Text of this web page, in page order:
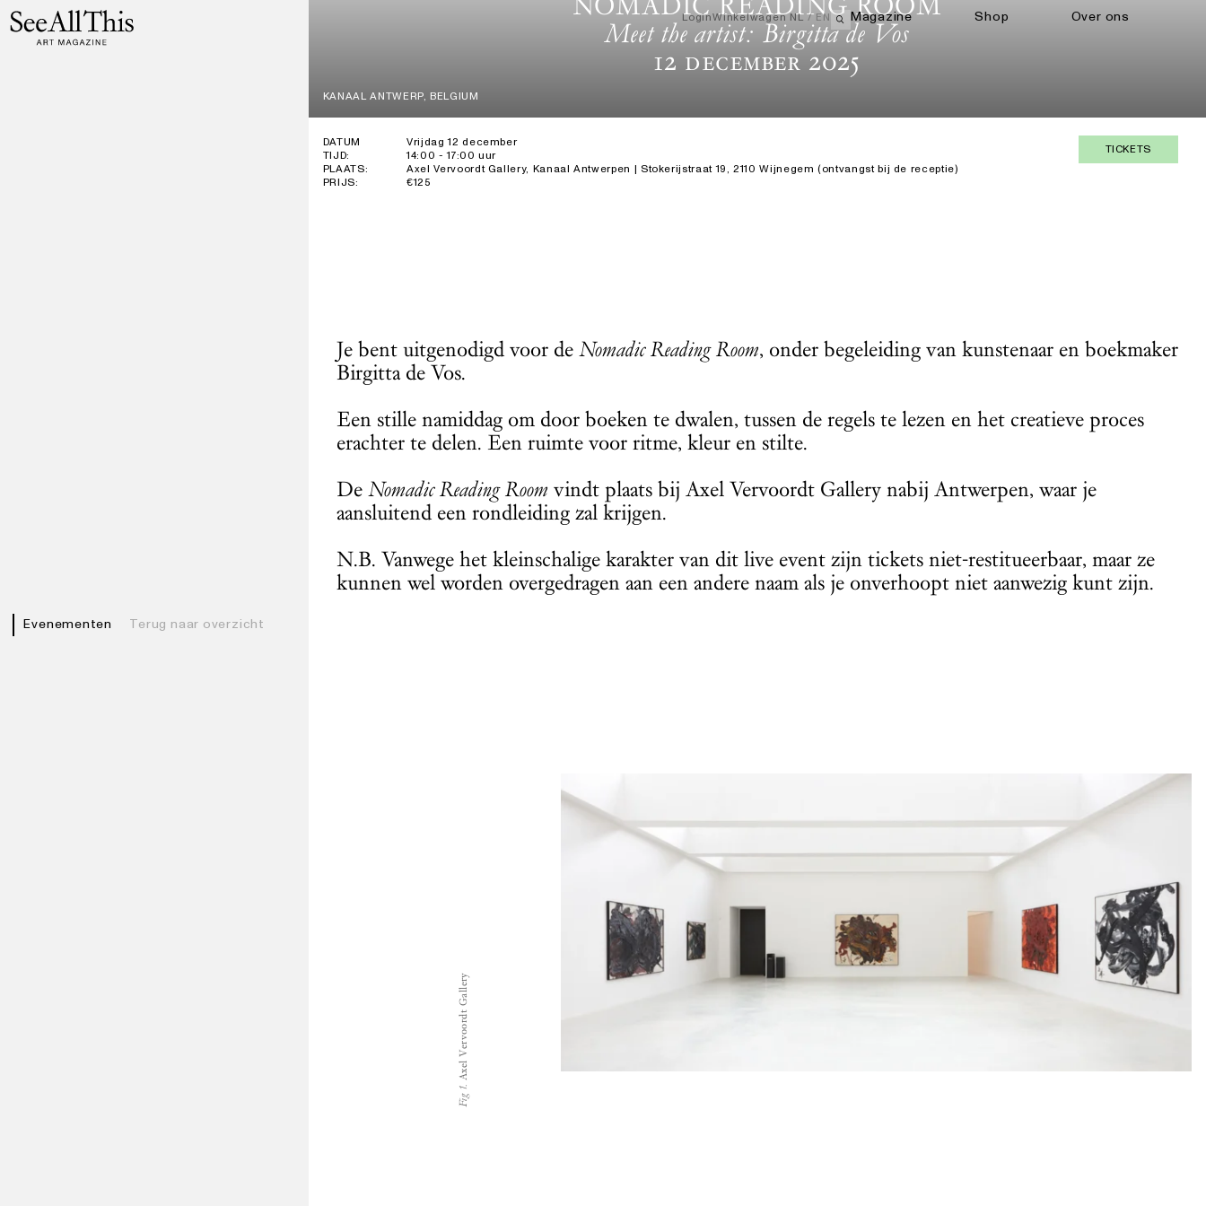
Ga
naar
Logo See All This, linkt naar de homepage Magazine Shop Over ons
LoginWinkelwagen NL EN
Open zoekveld
Evenementen Terug naar overzicht
Meet the artist: Birgitta de Vos
12 December 2025
KANAAL ANTWERP, BELGIUM
DATUM
Vrijdag 12 december
TIJD:
14:00 - 17:00 uur
PLAATS:
Axel Vervoordt Gallery, Kanaal Antwerpen | Stokerijstraat 19, 2110 Wijnegem (ontvangst bij de receptie)
PRIJS:
€125
TICKETS
Je bent uitgenodigd voor deNomadic Reading Room, onder begeleiding van kunstenaar en boekmaker
Birgitta de Vos.
Een stille namiddag om door boeken te dwalen, tussen de regels te lezen en het creatieve proces
erachter te delen. Een ruimte voor ritme, kleur en stilte.
DeNomadic Reading Room vindt plaats bij Axel Vervoordt Gallery nabij Antwerpen, waar je
aansluitend een rondleiding zal krijgen.
N.B. Vanwege het kleinschalige karakter van dit live event zijn tickets niet-restitueerbaar, maar ze
kunnen wel worden overgedragen aan een andere naam als je onverhoopt niet aanwezig kunt zijn.
Fig 1.
Axel Vervoordt Gallery